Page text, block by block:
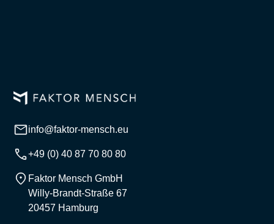
info@faktor-mensch.eu
+49 (0) 40 87 70 80 80
Faktor Mensch GmbH
Willy-Brandt-Straße 67
20457 Hamburg